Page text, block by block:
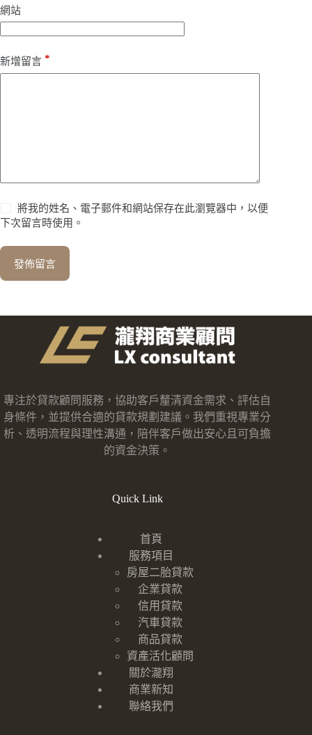
網站
新增留言 *
將我的姓名、電子郵件和網站保存在此瀏覽器中，以便
下次留言時使用。
發佈留言
專注於貸款顧問服務，協助客戶釐清資金需求、評估自
身條件，並提供合適的貸款規劃建議。我們重視專業分
析、透明流程與理性溝通，陪伴客戶做出安心且可負擔
的資金決策。
Quick Link
首頁
服務項目
房屋二胎貸款
企業貸款
信用貸款
汽車貸款
商品貸款
資產活化顧問
關於瀧翔
商業新知
聯絡我們